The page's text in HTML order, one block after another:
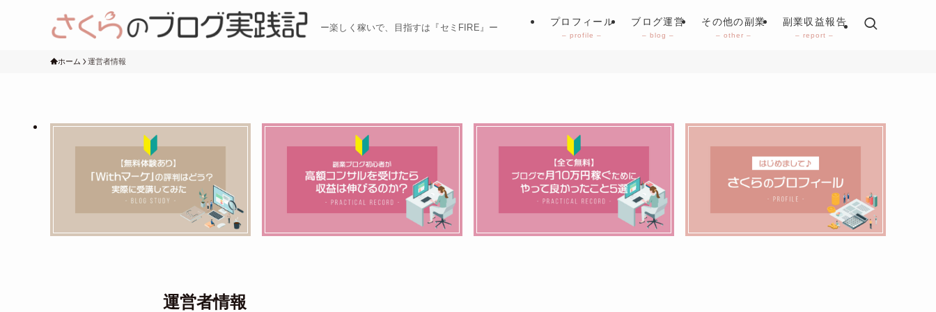
ー楽しく稼いで、目指すは『セミFIRE』ー プロフィール
– profile –
ブログ運営
– blog –
その他の副業
– other –
副業収益報告
– report –
ホーム 運営者情報
運営者情報